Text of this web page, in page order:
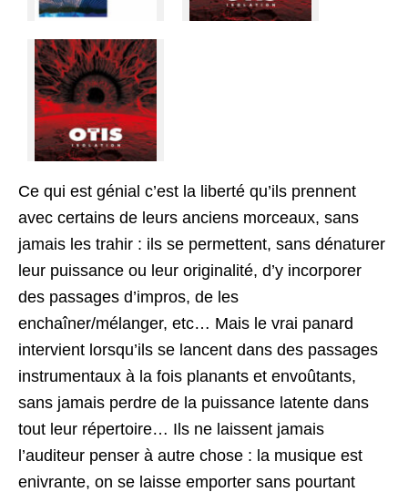
Ce qui est génial c’est la liberté qu’ils prennent
avec certains de leurs anciens morceaux, sans
jamais les trahir : ils se permettent, sans dénaturer
leur puissance ou leur originalité, d’y incorporer
des passages d’impros, de les
enchaîner/mélanger, etc… Mais le vrai panard
intervient lorsqu’ils se lancent dans des passages
instrumentaux à la fois planants et envoûtants,
sans jamais perdre de la puissance latente dans
tout leur répertoire… Ils ne laissent jamais
l’auditeur penser à autre chose : la musique est
enivrante, on se laisse emporter sans pourtant